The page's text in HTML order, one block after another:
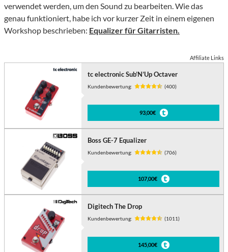
verwendet werden, um den Sound zu bearbeiten. Wie das
genau funktioniert, habe ich vor kurzer Zeit in einem eigenen
Workshop beschrieben: Equalizer für Gitarristen.
Affiliate Links
tc electronic Sub’N’Up Octaver
Kundenbewertung: (400)
93,00€
Boss GE-7 Equalizer
Kundenbewertung: (706)
107,00€
Digitech The Drop
Kundenbewertung: (1011)
145,00€